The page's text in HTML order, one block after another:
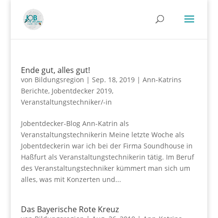
Ende gut, alles gut!
von Bildungsregion | Sep. 18, 2019| Ann-Katrins
Berichte, Jobentdecker 2019,
Veranstaltungstechniker/-in
Jobentdecker-Blog Ann-Katrin als
Veranstaltungstechnikerin Meine letzte Woche als
Jobentdeckerin war ich bei der Firma Soundhouse in
Haßfurt als Veranstaltungstechnikerin tätig. Im Beruf
des Veranstaltungstechniker kümmert man sich um
alles, was mit Konzerten und...
Das Bayerische Rote Kreuz